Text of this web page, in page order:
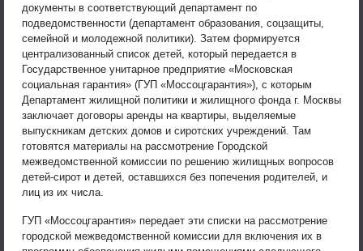
документы в соответствующий департамент по
подведомственности (департамент образования, соцзащиты,
семейной и молодежной политики). Затем формируется
централизованный список детей, который передается в
Государственное унитарное предприятие «Московская
социальная гарантия» (ГУП «Моссоцгарантия»), с которым
Департамент жилищной политики и жилищного фонда г. Москвы
заключает договоры аренды на квартиры, выделяемые
выпускникам детских домов и сиротских учреждений. Там
готовятся материалы на рассмотрение Городской
межведомственной комиссии по решению жилищных вопросов
детей-сирот и детей, оставшихся без попечения родителей, и
лиц из их числа.
ГУП «Моссоцгарантия» передает эти списки на рассмотрение
городской межведомственной комиссии для включения их в